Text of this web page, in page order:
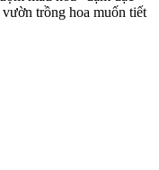
trồng hoa muốn tiết